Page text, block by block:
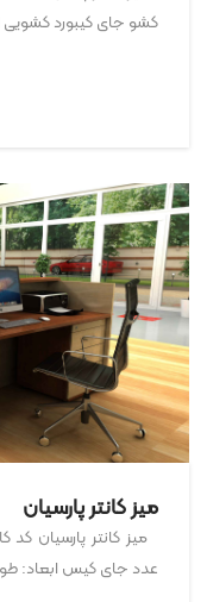
کشو جای کیبورد کشویی
میز کانتر پارسیان
عدد جای کیس ابعاد: طول: ۱۸۰